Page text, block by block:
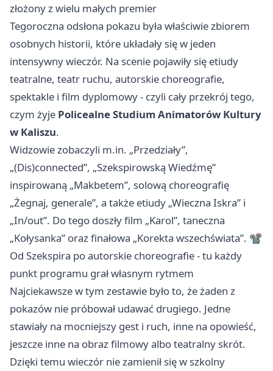
złożony z wielu małych premier
Tegoroczna odsłona pokazu była właściwie zbiorem
osobnych historii, które układały się w jeden
intensywny wieczór. Na scenie pojawiły się etiudy
teatralne, teatr ruchu, autorskie choreografie,
spektakle i film dyplomowy - czyli cały przekrój tego,
czym żyje Policealne Studium Animatorów Kultury
w Kaliszu.
Widzowie zobaczyli m.in. „Przedziały”,
„(Dis)connected”, „Szekspirowską Wiedźmę”
inspirowaną „Makbetem”, solową choreografię
„Żegnaj, generale”, a także etiudy „Wieczna Iskra” i
„In/out”. Do tego doszły film „Karol”, taneczna
„Kołysanka” oraz finałowa „Korekta wszechświata”. 📽️
Od Szekspira po autorskie choreografie - tu każdy
punkt programu grał własnym rytmem
Najciekawsze w tym zestawie było to, że żaden z
pokazów nie próbował udawać drugiego. Jedne
stawiały na mocniejszy gest i ruch, inne na opowieść,
jeszcze inne na obraz filmowy albo teatralny skrót.
Dzięki temu wieczór nie zamienił się w szkolny